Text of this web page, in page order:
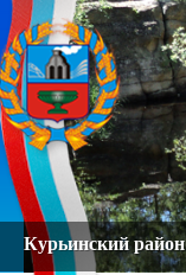
Курьинский район